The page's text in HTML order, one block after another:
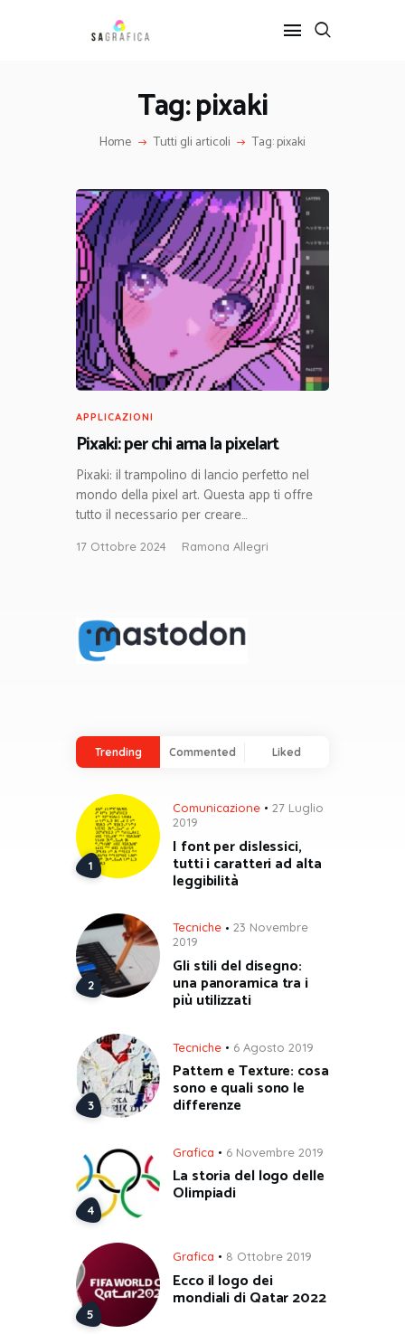
Tag: pixaki
Home Tutti gli articoli Tag: pixaki
GRAFICA
INTERIOR DESIGN
SERVIZI
CONTATTI
APPLICAZIONI
Pixaki: per chi ama la pixelart
Pixaki: il trampolino di lancio perfetto nel
mondo della pixel art. Questa app ti offre
tutto il necessario per creare…
17 Ottobre 2024 Ramona Allegri
Trending Commented Liked
Comunicazione
27 Luglio
2019
I font per dislessici,
tutti i caratteri ad alta
leggibilità
Tecniche
23 Novembre
2019
Gli stili del disegno:
una panoramica tra i
più utilizzati
Tecniche 6 Agosto 2019
Pattern e Texture: cosa
sono e quali sono le
differenze
Grafica 6 Novembre 2019
La storia del logo delle
Olimpiadi
Grafica 8 Ottobre 2019
Ecco il logo dei
mondiali di Qatar 2022